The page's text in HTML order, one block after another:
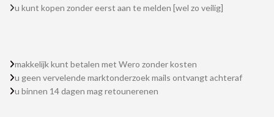
u kunt kopen zonder eerst aan te melden [wel zo veilig]
makkelijk kunt betalen met Wero zonder kosten
u geen vervelende marktonderzoek mails ontvangt achteraf
u binnen 14 dagen mag retounerenen